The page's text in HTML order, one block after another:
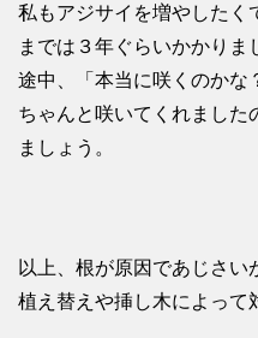
私もアジサイを増やしたく
までは３年ぐらいかかりま
途中、「本当に咲くのかな
ちゃんと咲いてくれました
ましょう。
以上、根が原因であじさい
植え替えや挿し木によって